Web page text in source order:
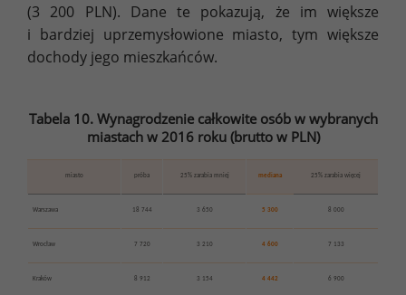
(3 200 PLN). Dane te pokazują, że im większe
i bardziej uprzemysłowione miasto, tym większe
dochody jego mieszkańców.
Tabela 10. Wynagrodzenie całkowite osób w wybranych
miastach w 2016 roku (brutto w PLN)
miasto próba 25% zarabia mniej mediana 25% zarabia więcej
Warszawa 18 744 3 650 5 300 8 000
Wrocław 7 720 3 210 4 600 7 133
Kraków 8 912 3 154 4 442 6 900